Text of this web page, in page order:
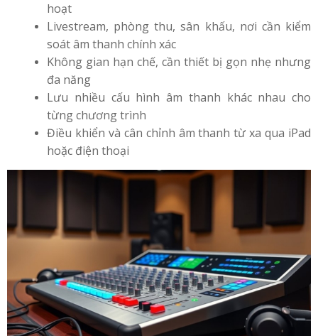
hoạt
Livestream, phòng thu, sân khấu, nơi cần kiểm
soát âm thanh chính xác
Không gian hạn chế, cần thiết bị gọn nhẹ nhưng
đa năng
Lưu nhiều cấu hình âm thanh khác nhau cho
từng chương trình
Điều khiển và cân chỉnh âm thanh từ xa qua iPad
hoặc điện thoại